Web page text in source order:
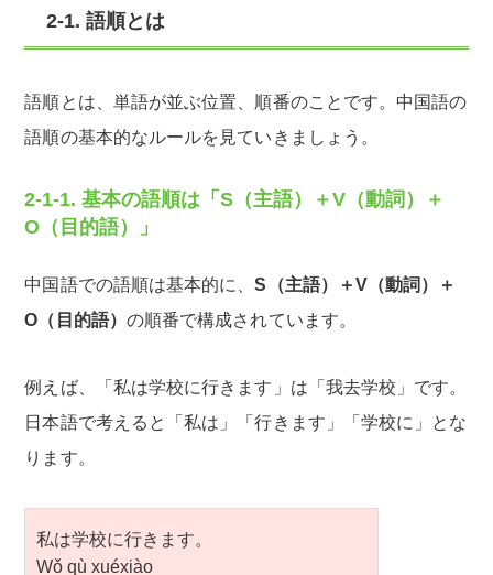
2-1. 語順とは
語順とは、単語が並ぶ位置、順番のことです。中国語の
語順の基本的なルールを見ていきましょう。
2-1-1. 基本の語順は「S（主語）＋V（動詞）＋
O（目的語）」
中国語での語順は基本的に、S（主語）＋V（動詞）＋
O（目的語） の順番で構成されています。
例えば、「私は学校に行きます」は「我去学校」です。
日本語で考えると「私は」「行きます」「学校に」とな
ります。
私は学校に行きます。
Wǒ qù xuéxiào